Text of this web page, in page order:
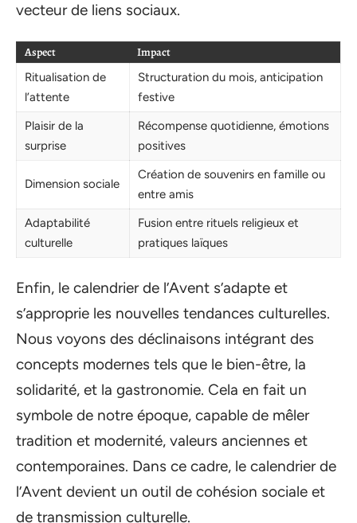
vecteur de liens sociaux.
Aspect Impact
Ritualisation de
l’attente
Structuration du mois, anticipation
festive
Plaisir de la
surprise
Récompense quotidienne, émotions
positives
Dimension sociale
Création de souvenirs en famille ou
entre amis
Adaptabilité
culturelle
Fusion entre rituels religieux et
pratiques laïques
Enfin, le calendrier de l’Avent s’adapte et
s’approprie les nouvelles tendances culturelles.
Nous voyons des déclinaisons intégrant des
concepts modernes tels que le bien-être, la
solidarité, et la gastronomie. Cela en fait un
symbole de notre époque, capable de mêler
tradition et modernité, valeurs anciennes et
contemporaines. Dans ce cadre, le calendrier de
l’Avent devient un outil de cohésion sociale et
de transmission culturelle.